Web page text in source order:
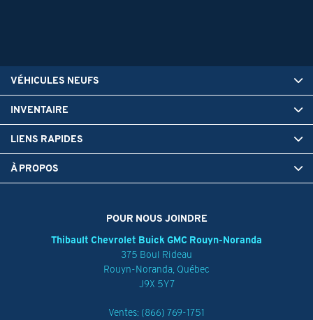
POUR NOUS JOINDRE
Thibault Chevrolet Buick GMC Rouyn-Noranda
375 Boul Rideau
Rouyn-Noranda, Québec
J9X 5Y7
Ventes: (866) 769-1751
VÉHICULES NEUFS
INVENTAIRE
LIENS RAPIDES
À PROPOS